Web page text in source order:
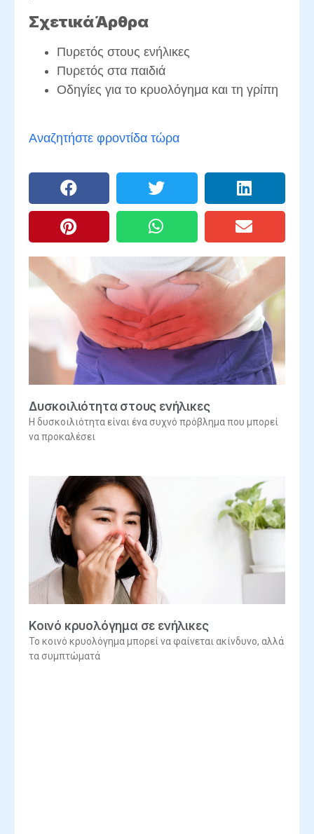
Σχετικά Άρθρα
Πυρετός στους ενήλικες
Πυρετός στα παιδιά
Οδηγίες για το κρυολόγημα και τη γρίπη
Αναζητήστε φροντίδα τώρα
Δυσκοιλιότητα στους ενήλικες
Η δυσκοιλιότητα είναι ένα συχνό πρόβλημα που μπορεί
να προκαλέσει
Κοινό κρυολόγημα σε ενήλικες
Το κοινό κρυολόγημα μπορεί να φαίνεται ακίνδυνο, αλλά
τα συμπτώματά